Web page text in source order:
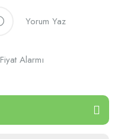
Yorum Yaz
Fiyat Alarmı